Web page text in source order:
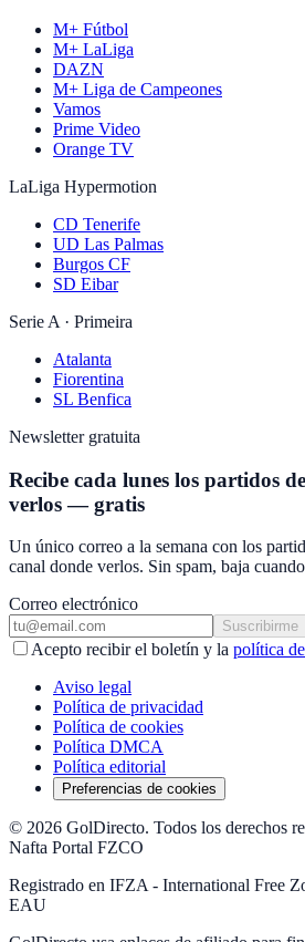
M+ Fútbol
M+ LaLiga
DAZN
M+ Liga de Campeones
Vamos
Prime Video
Orange TV
LaLiga Hypermotion
CD Tenerife
UD Las Palmas
Burgos CF
SD Eibar
Serie A · Primeira
Atalanta
Fiorentina
SL Benfica
Newsletter gratuita
Recibe cada lunes los partidos
verlos — gratis
Un único correo a la semana con los
canal donde verlos. Sin spam, baja
Correo electrónico
Suscribirme
Acepto recibir el boletín y la política
Aviso legal
Política de privacidad
Política de cookies
Política DMCA
Política editorial
Preferencias de cookies
© 2026 GolDirecto. Todos los derechos
Nafta Portal FZCO
Registrado en IFZA - International Free
EAU